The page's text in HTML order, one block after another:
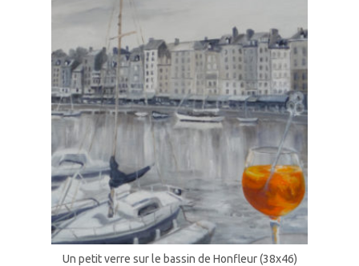
Un petit verre sur le bassin de Honfleur (38x46)